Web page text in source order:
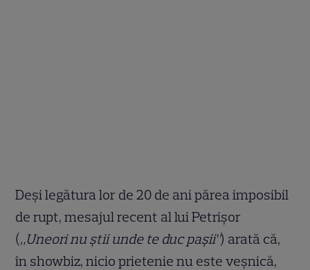
Deși legătura lor de 20 de ani părea imposibil
de rupt, mesajul recent al lui Petrișor
(„Uneori nu știi unde te duc pașii”) arată că,
în showbiz, nicio prietenie nu este veșnică,